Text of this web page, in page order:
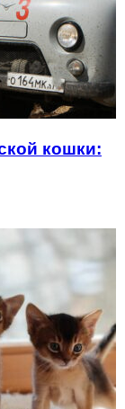
кошки: